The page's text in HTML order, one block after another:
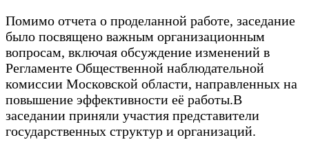
Помимо отчета о проделанной работе, заседание
было посвящено важным организационным
вопросам, включая обсуждение изменений в
Регламенте Общественной наблюдательной
комиссии Московской области, направленных на
повышение эффективности её работы.В
заседании приняли участия представители
государственных структур и организаций.